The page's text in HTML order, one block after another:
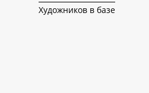
Художников в базе